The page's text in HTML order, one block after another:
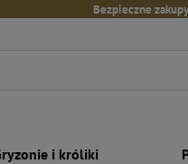
Bezpieczne zakupy
i króliki